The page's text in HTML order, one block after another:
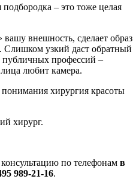
– это тоже целая
внешность, сделает образ
узкий даст обратный
публичных профессий –
любит камера.
хирургия красоты
хирург.
по телефонам в
989-21-16.